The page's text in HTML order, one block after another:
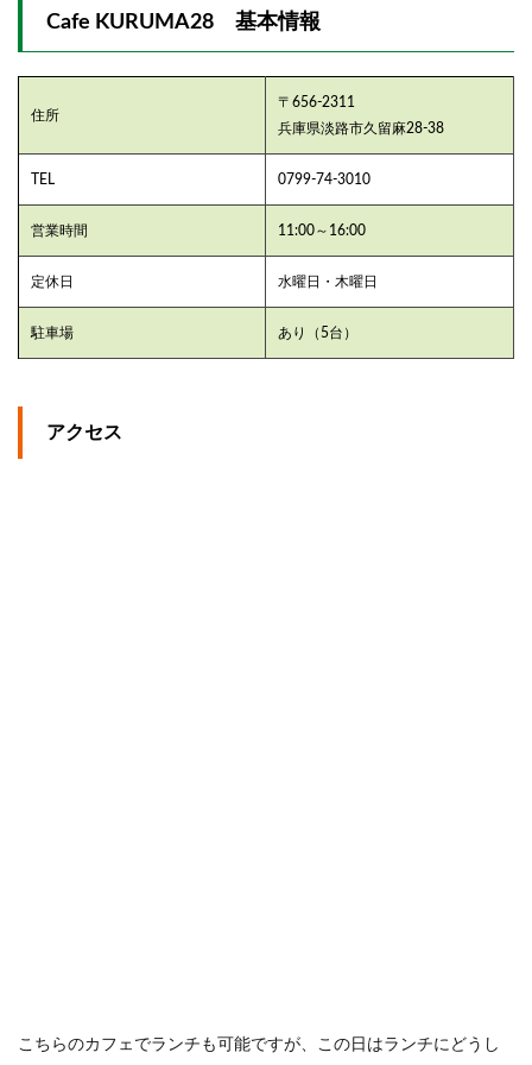
Cafe KURUMA28 基本情報
住所
〒656-2311
兵庫県淡路市久留麻28‐38
TEL 0799‐74‐3010
営業時間 11:00～16:00
定休日 水曜日・木曜日
駐車場 あり（5台）
アクセス
こちらのカフェでランチも可能ですが、この日はランチにどうし